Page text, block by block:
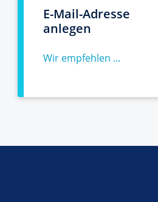
E-Mail-Adresse
anlegen
Wir empfehlen ...